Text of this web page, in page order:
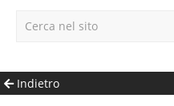
Indietro